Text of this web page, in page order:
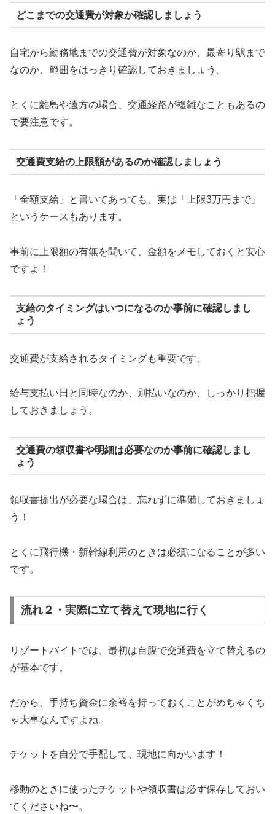
どこまでの交通費が対象か確認しましょう
自宅から勤務地までの交通費が対象なのか、最寄り駅まで
なのか、範囲をはっきり確認しておきましょう。
とくに離島や遠方の場合、交通経路が複雑なこともあるの
で要注意です。
交通費支給の上限額があるのか確認しましょう
「全額支給」と書いてあっても、実は「上限3万円まで」
というケースもあります。
事前に上限額の有無を聞いて、金額をメモしておくと安心
ですよ！
支給のタイミングはいつになるのか事前に確認しまし
ょう
交通費が支給されるタイミングも重要です。
給与支払い日と同時なのか、別払いなのか、しっかり把握
しておきましょう。
交通費の領収書や明細は必要なのか事前に確認しまし
ょう
領収書提出が必要な場合は、忘れずに準備しておきましょ
う！
とくに飛行機・新幹線利用のときは必須になることが多い
です。
流れ２・実際に立て替えて現地に行く
リゾートバイトでは、最初は自腹で交通費を立て替えるの
が基本です。
だから、手持ち資金に余裕を持っておくことがめちゃくち
ゃ大事なんですよね。
チケットを自分で手配して、現地に向かいます！
移動のときに使ったチケットや領収書は必ず保存しておい
てくださいね〜。